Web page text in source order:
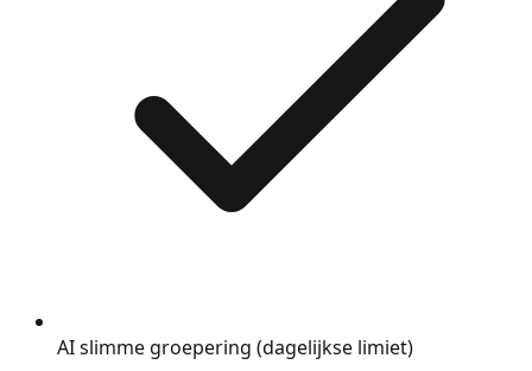
AI slimme groepering (dagelijkse limiet)